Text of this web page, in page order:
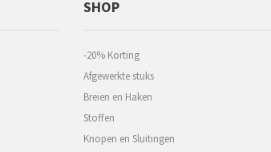
SHOP
-20% Korting
Afgewerkte stuks
Breien en Haken
Stoffen
Knopen en Sluitingen